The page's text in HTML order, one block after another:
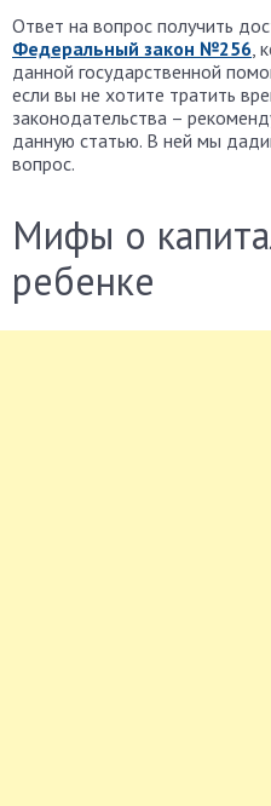
Ответ на вопрос получить
Федеральный закон №256,
данной государственной
если вы не хотите тратить
законодательства –
данную статью. В ней мы
вопрос.
Мифы о
ребенке